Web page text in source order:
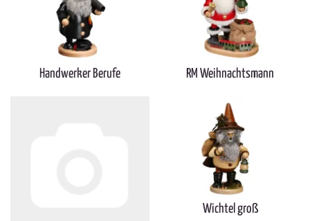
Handwerker Berufe RM Weihnachtsmann
Wichtel groß